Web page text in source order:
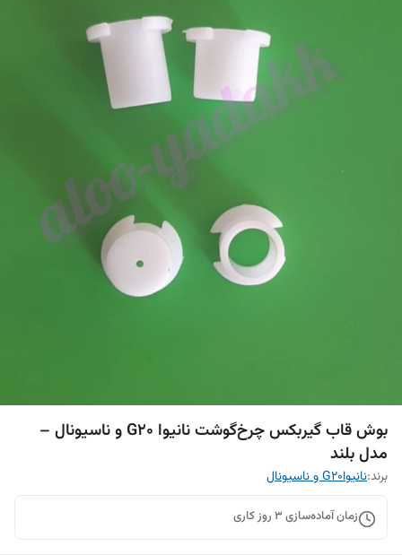
بوش قاب گیربکس چرخ‌گوشت نانیوا G20 و ناسیونال –
مدل بلند
برند:نانیواG20 و ناسیونال
زمان آماده‌سازی 3 روز کاری